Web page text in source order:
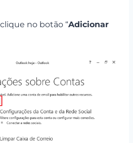
clique no botão “Adicionar